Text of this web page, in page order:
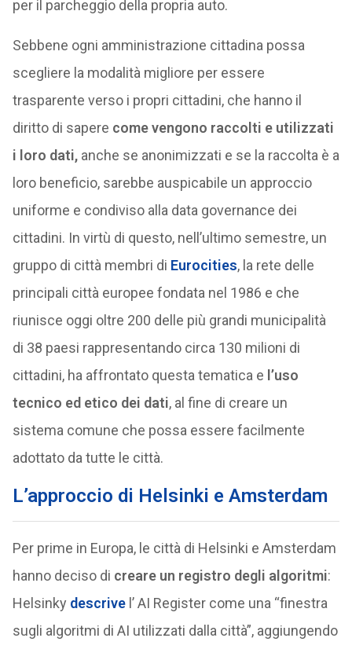
per il parcheggio della propria auto.
Sebbene ogni amministrazione cittadina possa
scegliere la modalità migliore per essere
trasparente verso i propri cittadini, che hanno il
diritto di sapere come vengono raccolti e utilizzati
i loro dati,anche se anonimizzati e se la raccolta è a
loro beneficio, sarebbe auspicabile un approccio
uniforme e condiviso alla data governance dei
cittadini. In virtù di questo, nell’ultimo semestre, un
gruppo di città membri di Eurocities, la rete delle
principali città europee fondata nel 1986 e che
riunisce oggi oltre 200 delle più grandi municipalità
di 38 paesi rappresentando circa 130 milioni di
cittadini, ha affrontato questa tematica e l’uso
tecnico ed etico dei dati, al fine di creare un
sistema comune che possa essere facilmente
adottato da tutte le città.
L’approccio di Helsinki e Amsterdam
Per prime in Europa, le città di Helsinki e Amsterdam
hanno deciso di creare un registro degli algoritmi:
Helsinky descrivel’ AI Register come una “finestra
sugli algoritmi di AI utilizzati dalla città”, aggiungendo